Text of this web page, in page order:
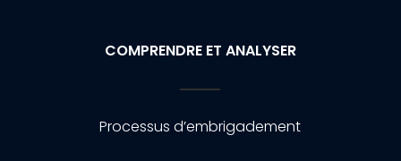
COMPRENDRE ET ANALYSER
Processus d’embrigadement